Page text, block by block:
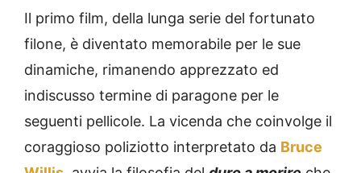
Il primo film, della lunga serie del fortunato
filone, è diventato memorabile per le sue
dinamiche, rimanendo apprezzato ed
indiscusso termine di paragone per le
seguenti pellicole. La vicenda che coinvolge il
coraggioso poliziotto interpretato da Bruce